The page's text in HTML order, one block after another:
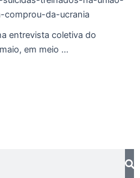
entrevista coletiva do
em meio …